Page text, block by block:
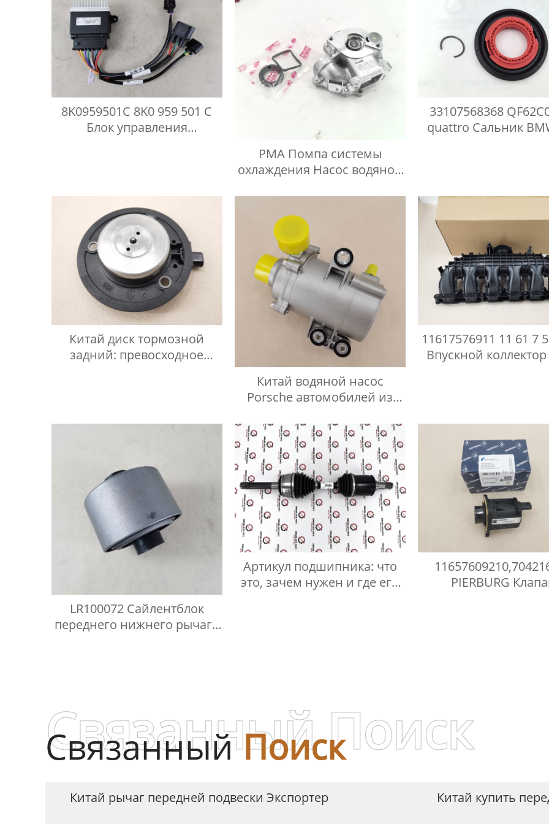
8K0959501C 8K0 959 501 C
Блок управления
PMA Помпа системы
охлаждения Насос водяной
33107568368
quattro Сальник
Китай диск тормозной
задний: превосходное
Китай водяной насос
Porsche автомобилей из
11617576911 11 61 7
Впускной
LR100072 Сайлентблок
переднего нижнего рычага
Артикул подшипника: что
это, зачем нужен и где его
PIERBURG
СвязанныйПоиск
Связанный Поиск
Китай рычаг передней подвески Экспортер
Китай купить